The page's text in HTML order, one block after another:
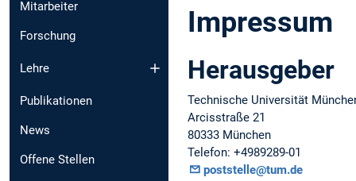
Mitarbeiter
Forschung
Lehre
Publikationen
News
Offene Stellen
Impressum
Herausgeber
Technische Universität
Arcisstraße 21
80333 München
Telefon: +4989289-01
poststelle@tum.de